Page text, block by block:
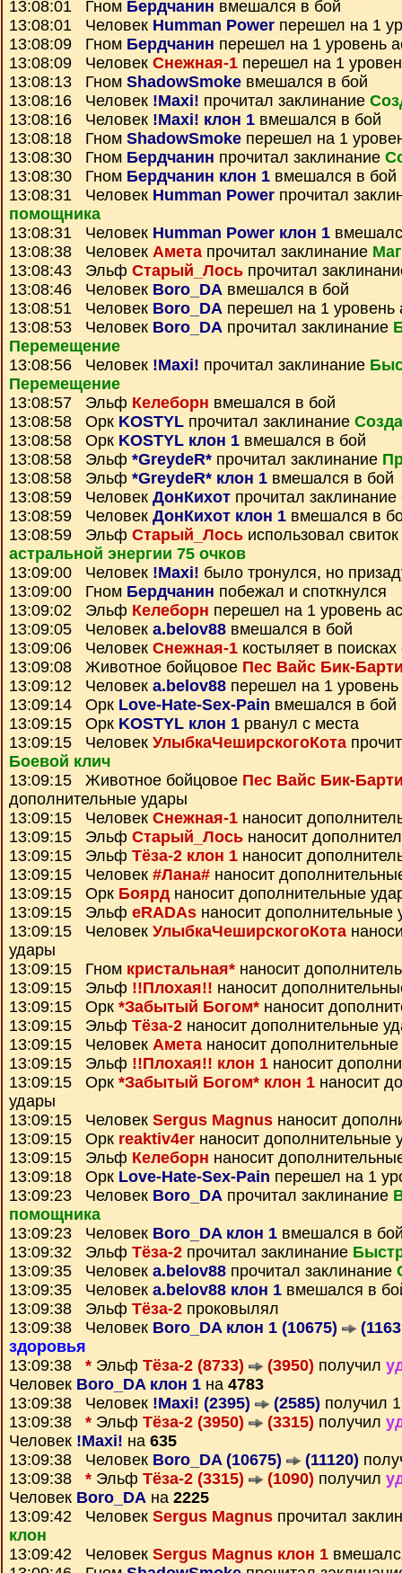
13:08:01 Гном Бердчанин вмешался в бой
13:08:01 Человек Humman Power перешел на 1
13:08:09 Гном Бердчанин перешел на 1 уровень
13:08:09 Человек Снежная-1 перешел на 1
13:08:13 Гном ShadowSmoke вмешался в бой
13:08:16 Человек !Maxi! прочитал заклинание
13:08:16 Человек !Maxi! клон 1 вмешался в бой
13:08:18 Гном ShadowSmoke перешел на 1
13:08:30 Гном Бердчанин прочитал заклинание
13:08:30 Гном Бердчанин клон 1 вмешался в бой
13:08:31 Человек Humman Power прочитал
помощника
13:08:31 Человек Humman Power клон 1
13:08:38 Человек Амета прочитал заклинание
13:08:43 Эльф Старый_Лось прочитал
13:08:46 Человек Boro_DA вмешался в бой
13:08:51 Человек Boro_DA перешел на 1 уровень
13:08:53 Человек Boro_DA прочитал заклинание
Перемещение
13:08:56 Человек !Maxi! прочитал заклинание
Перемещение
13:08:57 Эльф Келеборн вмешался в бой
13:08:58 Орк KOSTYL прочитал заклинание
13:08:58 Орк KOSTYL клон 1 вмешался в бой
13:08:58 Эльф *GreydeR* прочитал заклинание
13:08:58 Эльф *GreydeR* клон 1 вмешался в бой
13:08:59 Человек ДонКихот прочитал заклинание
13:08:59 Человек ДонКихот клон 1 вмешался в
13:08:59 Эльф Старый_Лось использовал свиток
астральной энергии 75 очков
13:09:00 Человек !Maxi! было тронулся, но
13:09:00 Гном Бердчанин побежал и споткнулся
13:09:02 Эльф Келеборн перешел на 1 уровень
13:09:05 Человек a.belov88 вмешался в бой
13:09:06 Человек Снежная-1 костыляет в поисках
13:09:08 Животное бойцовое Пес Вайс Бик-
13:09:12 Человек a.belov88 перешел на 1 уровень
13:09:14 Орк Love-Hate-Sex-Pain вмешался в бой
13:09:15 Орк KOSTYL клон 1 рванул с места
13:09:15 Человек УлыбкаЧеширскогоКота
Боевой клич
13:09:15 Животное бойцовое Пес Вайс Бик-
дополнительные удары
13:09:15 Человек Снежная-1 наносит
13:09:15 Эльф Старый_Лось наносит
13:09:15 Эльф Тёза-2 клон 1 наносит
13:09:15 Человек #Лана# наносит
13:09:15 Орк Боярднаносит дополнительные
13:09:15 Эльф eRADAs наносит дополнительные
13:09:15 Человек УлыбкаЧеширскогоКота
удары
13:09:15 Гном кристальная* наносит
13:09:15 Эльф !!Плохая!! наносит
13:09:15 Орк *Забытый Богом* наносит
13:09:15 Эльф Тёза-2 наносит дополнительные
13:09:15 Человек Аметананосит
13:09:15 Эльф !!Плохая!! клон 1 наносит
13:09:15 Орк *Забытый Богом* клон 1 наносит
удары
13:09:15 Человек Sergus Magnus наносит
13:09:15 Орк reaktiv4er наносит дополнительные
13:09:15 Эльф Келеборн наносит
13:09:18 Орк Love-Hate-Sex-Pain перешел на 1
13:09:23 Человек Boro_DA прочитал заклинание
помощника
13:09:23 Человек Boro_DA клон 1 вмешался в
13:09:32 Эльф Тёза-2 прочитал заклинание
13:09:35 Человек a.belov88 прочитал заклинание
13:09:35 Человек a.belov88 клон 1 вмешался в
13:09:38 Эльф Тёза-2 проковылял
13:09:38 Человек Boro_DA клон 1 (10675)
здоровья
13:09:38 * Эльф Тёза-2 (8733) (3950) получил
Человек Boro_DA клон 1 на 4783
13:09:38 Человек !Maxi! (2395) (2585) получил
13:09:38 * Эльф Тёза-2 (3950) (3315) получил
Человек !Maxi! на 635
13:09:38 Человек Boro_DA (10675) (11120)
13:09:38 * Эльф Тёза-2 (3315) (1090) получил
Человек Boro_DA на 2225
13:09:42 Человек Sergus Magnus прочитал
клон
13:09:42 Человек Sergus Magnus клон 1